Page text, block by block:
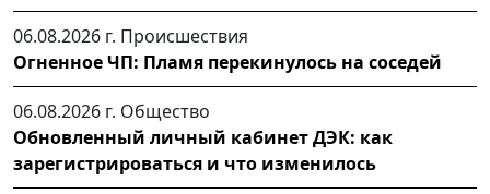
06.08.2026 г. Происшествия
Огненное ЧП: Пламя перекинулось на соседей
06.08.2026 г. Общество
Обновленный личный кабинет ДЭК: как
зарегистрироваться и что изменилось